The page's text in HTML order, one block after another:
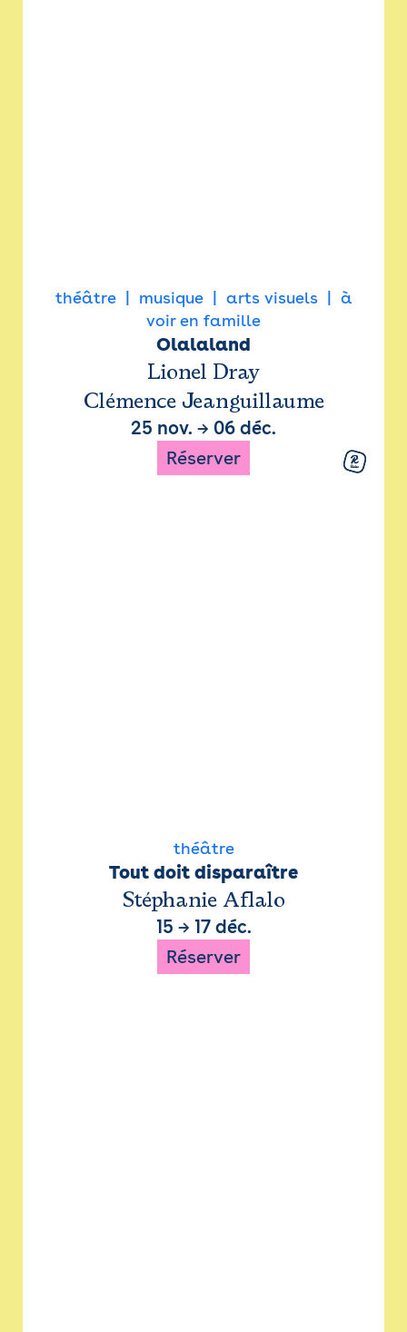
théâtre musique arts visuels
à
voir en famille
Olalaland
Lionel Dray
Clémence Jeanguillaume
25 nov. → 06 déc.
Réserver
théâtre
Tout doit disparaître
Stéphanie Aflalo
15 → 17 déc.
Réserver